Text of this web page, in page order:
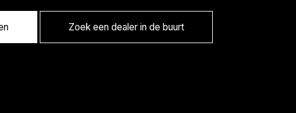
Zoek een dealer in de buurt